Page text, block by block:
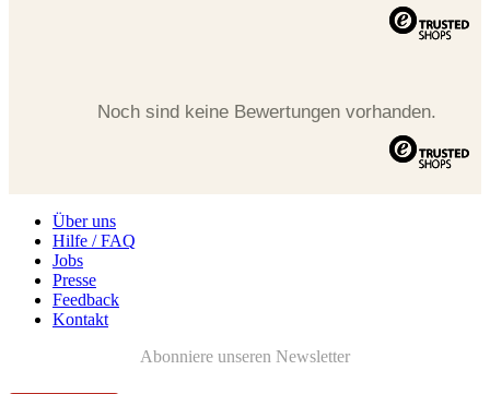
Noch sind keine Bewertungen vorhanden.
Über uns
Hilfe / FAQ
Jobs
Presse
Feedback
Kontakt
Abonniere unseren Newsletter